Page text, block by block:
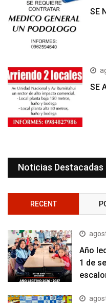
SE
SE
Noticias Destacadas
RECENT
Año
1 de